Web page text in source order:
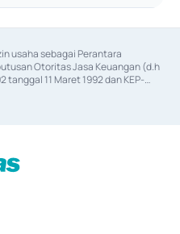
usaha sebagai Perantara
Otoritas Jasa Keuangan (d.h
tanggal 11 Maret 1992 dan KEP-
usaha sebagai Penjamin Emisi
Jasa Keuangan Nomor KEP-
Keuangan Nomor S-
beberapa izin usaha lainnya
diterbitkan pada tahun 2017
sebagai Lembaga Pendukung
dan Penyelesaian Transaksi